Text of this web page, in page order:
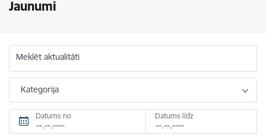
Jaunumi
Meklēt aktualitāti
Kategorija
Datums no Datums līdz